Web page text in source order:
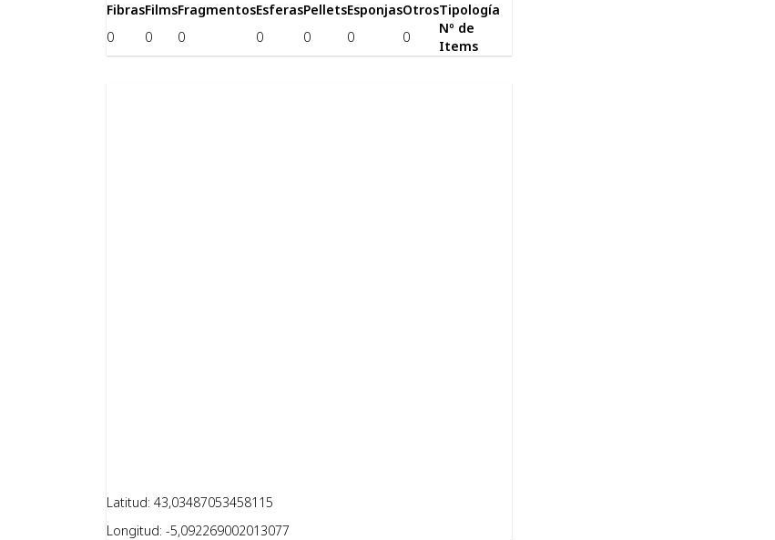
FibrasFilmsFragmentosEsferasPelletsEsponjasOtrosTipología
0
0 0 0 0 0 0
Nº de
Items
Latitud: 43,03487053458115
Longitud: -5,092269002013077